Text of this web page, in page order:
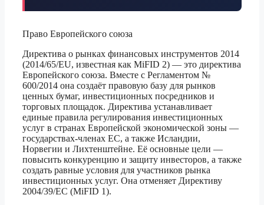
Право Европейского союза
Директива о рынках финансовых инструментов 2014
(2014/65/EU, известная как MiFID 2) — это директива
Европейского союза. Вместе с Регламентом №
600/2014 она создаёт правовую базу для рынков
ценных бумаг, инвестиционных посредников и
торговых площадок. Директива устанавливает
единые правила регулирования инвестиционных
услуг в странах Европейской экономической зоны —
государствах-членах ЕС, а также Исландии,
Норвегии и Лихтенштейне. Её основные цели —
повысить конкуренцию и защиту инвесторов, а также
создать равные условия для участников рынка
инвестиционных услуг. Она отменяет Директиву
2004/39/EC (MiFID 1).